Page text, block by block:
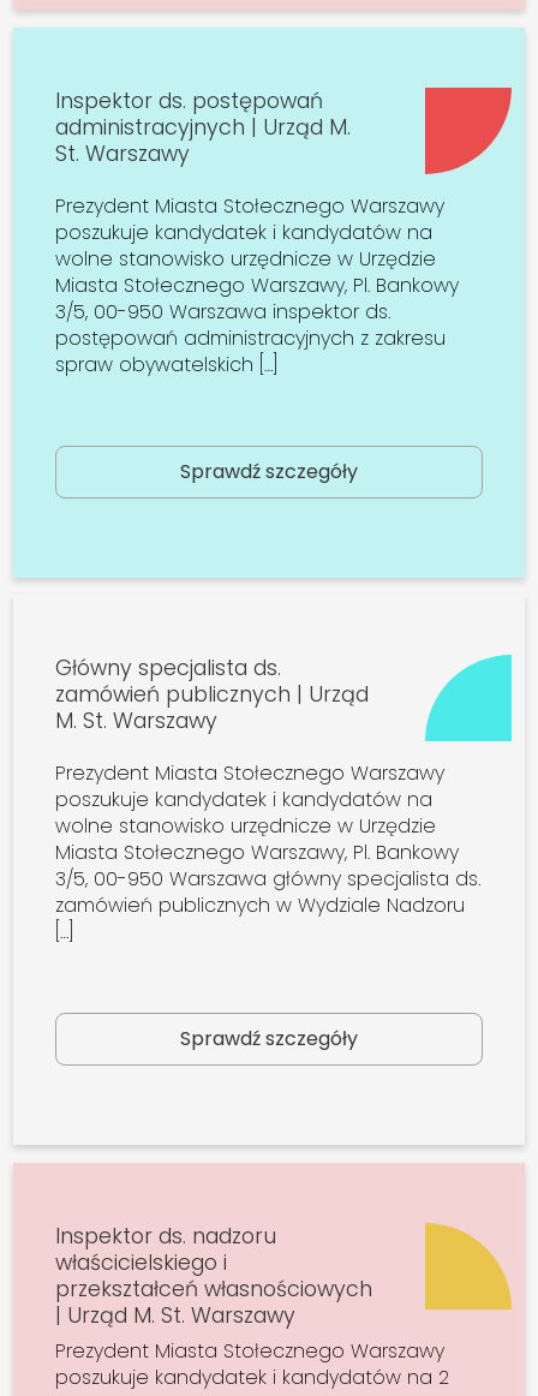
Inspektor ds. postępowań
administracyjnych | Urząd M.
St. Warszawy
Prezydent Miasta Stołecznego Warszawy
poszukuje kandydatek i kandydatów na
wolne stanowisko urzędnicze w Urzędzie
Miasta Stołecznego Warszawy, Pl. Bankowy
3/5, 00-950 Warszawa inspektor ds.
postępowań administracyjnych z zakresu
spraw obywatelskich […]
Sprawdź szczegóły
Główny specjalista ds.
zamówień publicznych | Urząd
M. St. Warszawy
Prezydent Miasta Stołecznego Warszawy
poszukuje kandydatek i kandydatów na
wolne stanowisko urzędnicze w Urzędzie
Miasta Stołecznego Warszawy, Pl. Bankowy
3/5, 00-950 Warszawa główny specjalista ds.
zamówień publicznych w Wydziale Nadzoru
[…]
Sprawdź szczegóły
Inspektor ds. nadzoru
właścicielskiego i
przekształceń własnościowych
| Urząd M. St. Warszawy
Prezydent Miasta Stołecznego Warszawy
poszukuje kandydatek i kandydatów na 2